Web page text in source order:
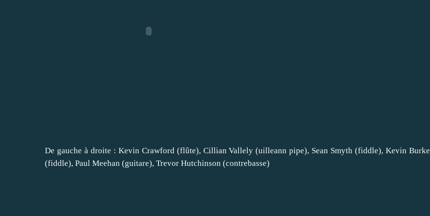
De gauche à droite : Kevin Crawford (flûte), Cillian Vallely (uilleann pipe), Sean Smyth (fiddle), Kevin Burke
(fiddle), Paul Meehan (guitare), Trevor Hutchinson (contrebasse)